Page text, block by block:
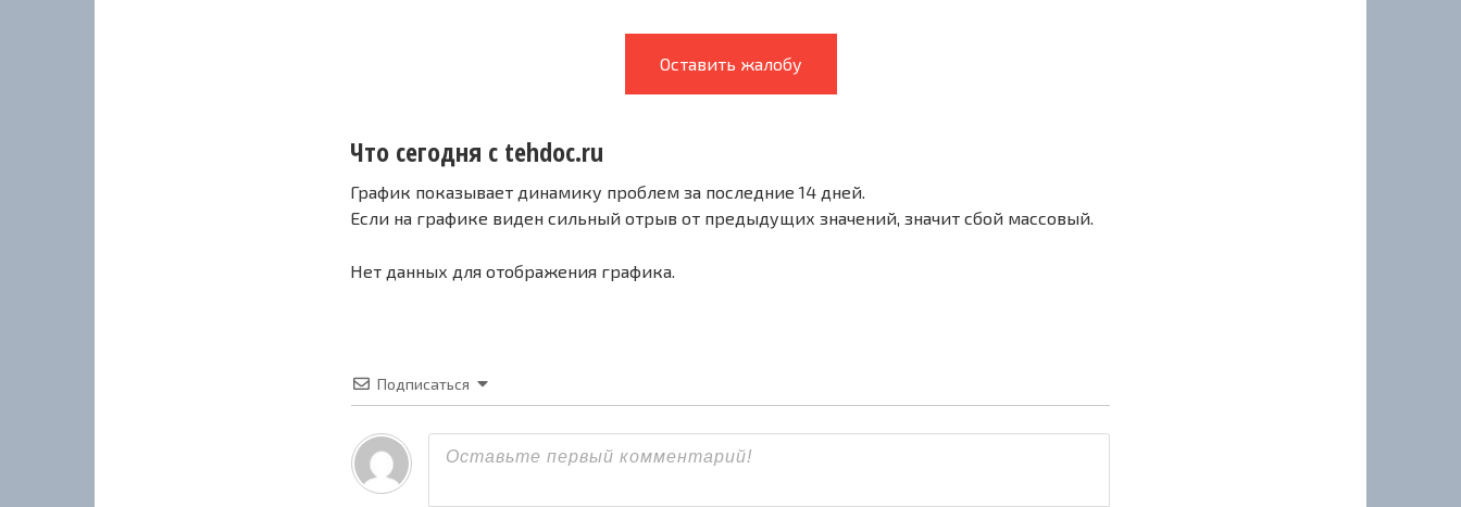
Оставить жалобу
Что сегодня с tehdoc.ru
График показывает динамику проблем за последние 14 дней.
Если на графике виден сильный отрыв от предыдущих значений, значит сбой массовый.
Нет данных для отображения графика.
Подписаться